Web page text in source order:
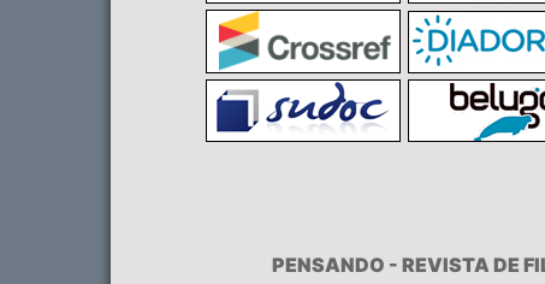
PENSANDO - REVISTA DE